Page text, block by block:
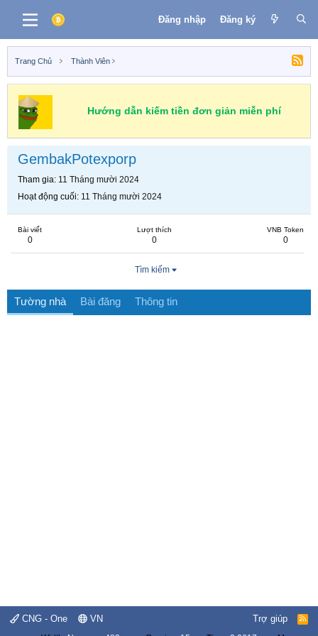
Đăng nhập Đăng ký
Trang Chủ Thành Viên
Hướng dẫn kiếm tiền đơn giản miễn phí
GembakPotexporp
Tham gia 11 Tháng mười 2024
Hoạt động cuối 11 Tháng mười 2024
Bài viết
0
Lượt thích
0
VNB Token
0
Tìm kiếm
Tường nhà Bài đăng Thông tin
CNG - One VN Trợ giúp
R